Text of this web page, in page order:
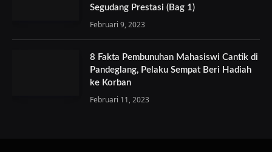
Segudang Prestasi (Bag 1)
Februari 9, 2023
8 Fakta Pembunuhan Mahasiswi Cantik di
Pandeglang, Pelaku Sempat Beri Hadiah
ke Korban
Februari 11, 2023